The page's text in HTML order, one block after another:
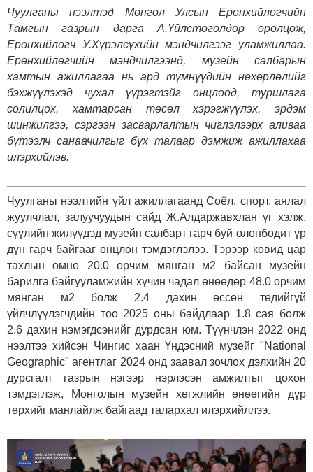
Чуулганы нээлтэд Монгол Улсын Ерөнхийлөгчийн
Тамгын газрын дарга А.Үйлстөгөлдөр оролцож,
Ерөнхийлөгч У.Хүрэлсүхийн мэндчилгээг уламжиллаа.
Ерөнхийлөгчийн мэндчилгээнд, музейн салбарын
хамтын ажиллагаа нь ард түмнүүдийн нөхөрлөлийг
бэхжүүлэхэд чухал үүрэгтэйг онцлоод, туршлага
солилцох, хамтарсан төсөл хэрэгжүүлэх, эрдэм
шинжилгээ, сэргээн засварлалтын чиглэлээрх аливаа
бүтээлч санаачилгыг бүх талаар дэмжиж ажиллахаа
илэрхийлэв.
Чуулганы нээлтийн үйл ажиллагаанд Соёл, спорт, аялал
жуулчлал, залуучуудын сайд Ж.Алдаржавхлан үг хэлж,
сүүлийн жилүүдэд музейн салбарт гарч буй олонбодит үр
дүн гарч байгааг онцлон тэмдэглэлээ. Тэрээр ковид цар
тахлын өмнө 20.0 орчим мянган м2 байсан музейн
барилга байгууламжийн хүчин чадал өнөөдөр 48.0 орчим
мянган м2 болж 2.4 дахин өссөн төдийгүй
үйлчлүүлэгчдийн тоо 2025 оны байдлаар 1.8 сая болж
2.6 дахин нэмэгдсэнийг дурдсан юм. Түүнчлэн 2022 онд
нээлтээ хийсэн Чингис хаан Үндэсний музейг "National
Geographic" агентлаг 2024 онд заавал зочлох дэлхийн 20
дурсгалт газрын нэгээр нэрлэсэн амжилтыг цохон
тэмдэглэж, Монголын музейн хөгжлийн өнөөгийн дүр
төрхийг манлайлж байгаад талархал илэрхийллээ.